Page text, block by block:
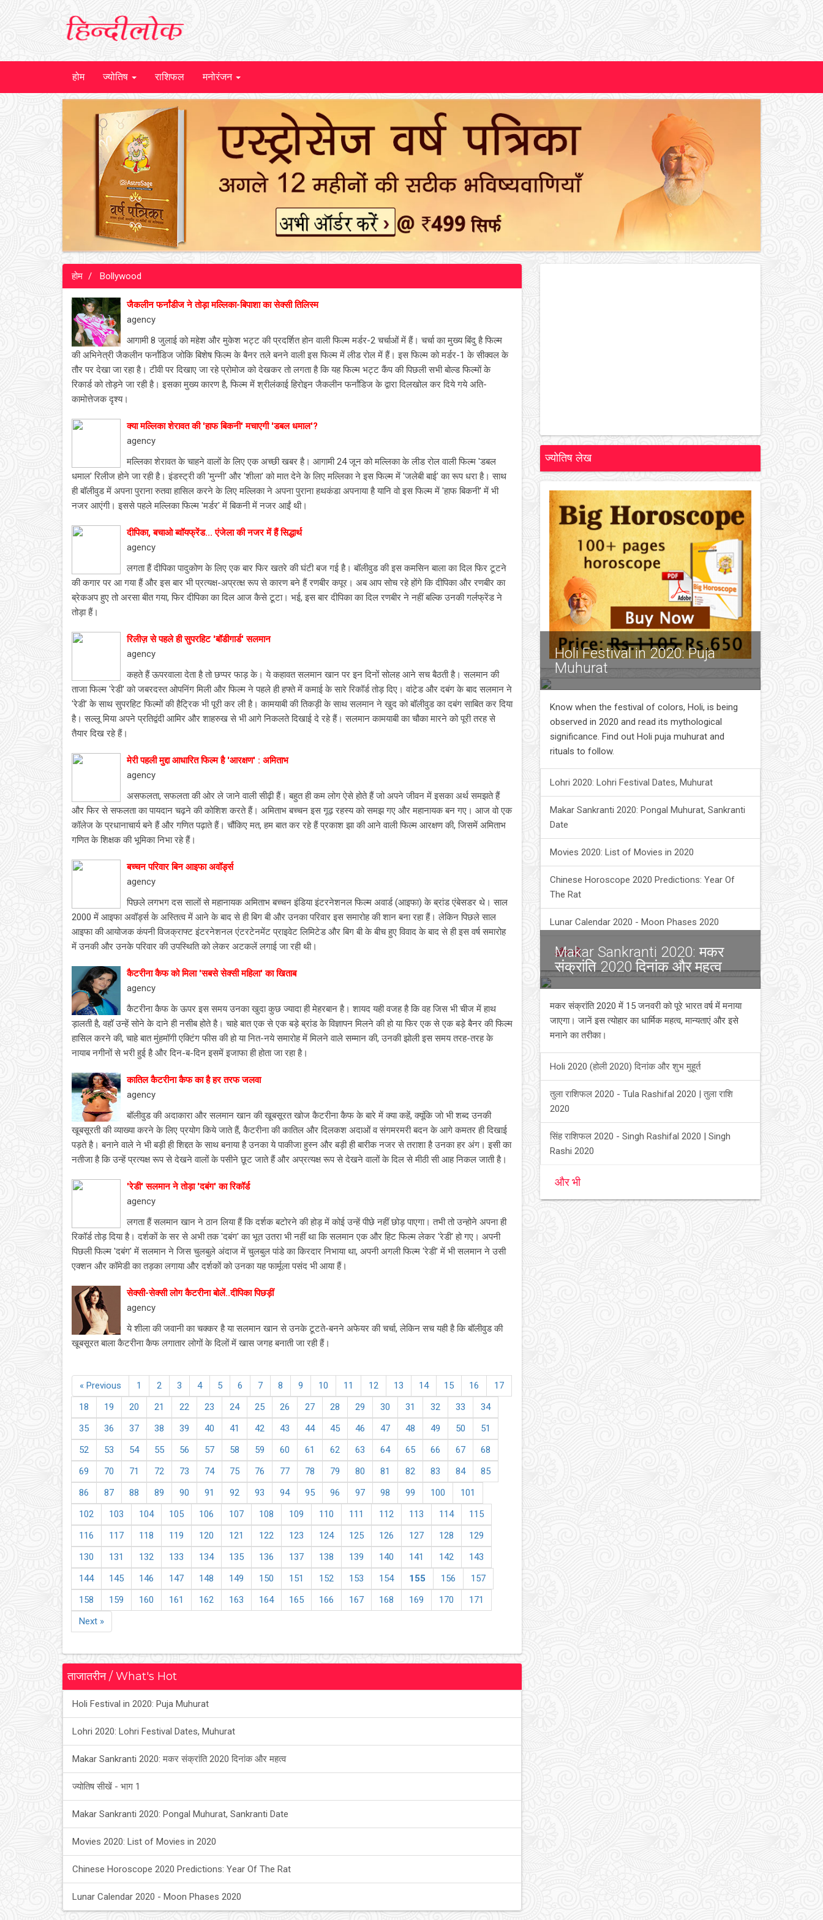
होम ज्योतिष राशिफल मनोरंजन
होम Bollywood
जैकलीन फर्नांडीज ने तोड़ा मल्लिका-बिपाशा का सेक्‍सी तिलिस्‍म
agency
आगामी 8 जुलाई को महेश और मुकेश भट्ट की प्रदर्शित होन वाली फिल्‍म मर्डर-2 चर्चाओं में हैं। चर्चा का मुख्‍य बिंदु है फिल्‍म
की अभिनेत्री जैकलीन फर्नांडिज जोकि बिशेष फिल्‍म के बैनर तले बनने वाली इस फिल्‍म में लीड रोल में हैं। इस फिल्‍म को मर्डर-1 के सीक्‍वल के
तौर पर देखा जा रहा है। टीवी पर दिखाए जा रहे प्रोमोज को देखकर तो लगता है कि यह फिल्‍म भट्ट कैंप की पिछली सभी बोल्‍ड फिल्‍मों के
रिकार्ड को तोड़ने जा रही है। इसका मुख्‍य कारण है, फिल्‍म में श्रीलंकाई हिरोइन जैकलीन फर्नांडिज के द्वारा दिलखोल कर दिये गये अति-
कामोत्तेजक दृश्‍य।
क्‍या मल्लिका शेरावत की 'हाफ बिकनी' मचाएगी 'डबल धमाल'?
agency
मल्लिका शेरावत के चाहने वालों के लिए एक अच्‍छी खबर है। आगामी 24 जून को मल्लिका के लीड रोल वाली फिल्‍म 'डबल
धमाल' रिलीज होने जा रही है। इंडस्‍ट्री की 'मुन्‍नी' और 'शीला' को मात देने के लिए मल्लिका ने इस फिल्‍म में 'जलेबी बाई' का रूप धरा है। साथ
ही बॉलीवुड में अपना पुराना रुतवा ह‍ासिल करने के लिए मल्लिका ने अपना पुराना हथकंडा अपनाया है यानि वो इस फिल्‍म में 'हाफ बिकनी' में भी
नजर आएंगी। इससे पहले मल्लिका फिल्‍म 'मर्डर' में बिकनी में नजर आईं थी।
दीपिका, बचाओ ब्वॉयफ्रेंड... एंजेला की नजर में हैं सिद्धार्थ
agency
लगता हैं दीपिका पादुकोण के लिए एक बार फिर खतरे की घंटी बज गई है। बॉलीवुड की इस कमसिन बाला का दिल फिर टूटने
की कगार पर आ गया हैं और इस बार भी प्रत्यक्ष-अप्रत्क्ष रूप से कारण बने हैं रणबीर कपूर। अब आप सोच रहे होंगे कि दीपिका और रणबीर का
ब्रेकअप हुए तो अरसा बीत गया, फिर दीपिका का दिल आज कैसे टूटा। भई, इस बार दीपिका का दिल रणबीर ने नहीं बल्कि उनकी गर्लफ्रेंड ने
तोड़ा हैं।
रिलीज़ से पहले ही सुपरहिट 'बॉडीगार्ड' सलमान
agency
कहते हैं ऊपरवाला देता है तो छप्पर फाड़ के। ये कहावत सलमान खान पर इन दिनों सोलह आने सच बैठती है। सलमान की
ताजा फिल्म 'रेडी' को जबरदस्त ओपनिंग मिली और फिल्म ने पहले ही हफ्ते में कमाई के सारे रिकॉर्ड तोड़ दिए। वांटे़ड और दबंग के बाद सलमान ने
'रेडी' के साथ सुपरहिट फिल्मों की हैट्रिक भी पूरी कर ली है। कामयाबी की तिकड़ी के साथ सलमान ने खुद को बॉलीवुड का दबंग साबित कर दिया
है। सल्लू मिया अपने प्रतिद्वंदी आमिर और शाहरुख से भी आगे निकलते दिखाई दे रहे हैं। सलमान कामयाबी का चौका मारने को पूरी तरह से
तैयार दिख रहे हैं।
मेरी पहली मुद्दा आधारित फिल्म है 'आरक्षण' : अमिताभ
agency
असफलता, सफलता की ओर ले जाने वाली सीढ़ी हैं। बहुत ही कम लोग ऐसे होते हैं जो अपने जीवन में इसका अर्थ समझते हैं
और फिर से सफलता का पायदान चढ़ने की कोशिश करते हैं। अमिताभ बच्चन इस गूढ़ रहस्य को समझ गए और महानायक बन गए। आज वो एक
कॉलेज के प्रधानाचार्य बने हैं और गणित पढ़ाते हैं। चौंकिए मत, हम बात कर रहे हैं प्रकाश झा की आने वाली फिल्म आरक्षण की, जिसमें अमिताभ
गणित के शिक्षक की भूमिका निभा रहे हैं।
बच्चन परिवार बिन आइफा अवॉर्ड्स
agency
पिछले लगभग दस सालों से महानायक अमिताभ बच्चन इंडिया इंटरनेशनल फिल्म अवार्ड (आइफा) के ब्रांड एंबेसडर थे। साल
2000 में आइफा अवॉर्ड्स के अस्तित्व में आने के बाद से ही बिग बी और उनका परिवार इस समारोह की शान बना रहा हैं। लेकिन पिछले साल
आइफा की आयोजक कंपनी विजक्राफ्ट इंटरनेशनल एंटरटेनमेंट प्राइवेट लिमिटेड और बिग बी के बीच हुए विवाद के बाद से ही इस वर्ष समारोह
में उनकी और उनके परिवार की उपस्थिति को लेकर अटकलें लगाई जा रही थी।
कैटरीना कैफ को मिला 'सबसे सेक्‍सी महिला' का खिताब
agency
कैटरीना कैफ के ऊपर इस समय उनका खुदा कुछ ज्‍यादा ही मेहरबान है। शायद यही वजह है कि वह जिस भी चीज में हाथ
ड़ालती है, वहॉ उन्‍हें सोने के दाने ही नसीब होते है। चाहे बात एक से एक बड़े ब्रांड के विज्ञापन मिलने की हो या फिर एक से एक बड़े बैनर की फिल्‍म
हासिल करने की, चाहे बात मुंहमॉगी एक्टिंग फीस की हो या नित-नये समारोह में मिलने वाले सम्‍मान की, उनकी झोली इस समय तरह-तरह के
नायाब नगीनों से भरी हुई है और दिन-ब-दिन इसमें इजाफा ही होता जा रहा है।
कातिल कैटरीना कैफ का है हर तरफ जलवा
agency
बॉलीवुड की अदाकारा और सलमान खान की खूबसूरत खोज कैटरीना कैफ के बारे में क्‍या कहें, क्‍यूंकि जो भी शब्‍द उनकी
खूबसूरती की व्‍याख्‍या करने के लिए प्रयोग किये जाते हैं, कैटरीना की कातिल और दिलकश अदाओं व संगमरमरी बदन के आगे कमतर ही दिखाई
पड़ते है। बनाने वाले ने भी बड़ी ही शिद्दत के साथ बनाया है उनका ये पाकीजा हुस्‍न और बड़ी ही बारीक नजर से तराशा है उनका हर अंग। इसी का
नतीजा है कि उन्‍हें प्रत्‍यक्ष रूप से देखने वालों के पसीने छूट जाते हैं और अप्रत्‍यक्ष रूप से देखने वालों के दिल से मीठी सी आह निकल जाती है।
'रेडी' सलमान ने तोड़ा 'दबंग' का रिकॉर्ड
agency
लगता हैं सलमान खान ने ठान लिया हैं कि दर्शक बटोरने की होड़ में कोई उन्हें पीछे नहीं छोड़ पाएगा। तभी तो उन्होने अपना ही
रिकॉर्ड तोड़ दिया है। दर्शकों के सर से अभी तक 'दबंग' का भूत उतरा भी नहीं था कि सलमान एक और हिट फिल्म लेकर 'रेडी' हो गए। अपनी
पिछली फिल्म 'दबंग' में सलमान ने जिस चुलबुले अंदाज में चुलबुल पांडे का किरदार निभाया था, अपनी अगली फिल्म 'रेडी' में भी सलमान ने उसी
एक्शन और कॉमेडी का तड़का लगाया और दर्शकों को उनका यह फार्मूला पसंद भी आया हैं।
सेक्सी-सेक्सी लोग कैटरीना बोलें..दीपिका पिछड़ीं
agency
ये शीला की जवानी का चक्कर है या सलमान खान से उनके टूटते-बनने अफेयर की चर्चा, लेकिन सच यही है कि बॉलीवुड की
खूबसूरत बाला कैटरीना कैफ लगातार लोगों के दिलों में खास जगह बनाती जा रही हैं।
« Previous 1 2 3 4 5 6 7 8 9 10 11 12 13 14 15 16
17
18
19 20 21 22 23 24 25 26 27 28 29 30 31 32 33
34
35
36 37 38 39 40 41 42 43 44 45 46 47 48 49 50
51
52
53 54 55 56 57 58 59 60 61 62 63 64 65 66 67
68
69
70 71 72 73 74 75 76 77 78 79 80 81 82 83 84
85
86
87 88 89 90 91 92 93 94 95 96 97 98 99 100
101
102
103 104 105 106 107 108 109 110 111 112 113 114
115
116
117 118 119 120 121 122 123 124 125 126 127 128
129
130
131 132 133 134 135 136 137 138 139 140 141 142
143
144
145 146 147 148 149 150 151 152 153 154 155 156
157
158
159 160 161 162 163 164 165 166 167 168 169 170
171
Next »
ताजातरीन / What's Hot
Holi Festival in 2020: Puja Muhurat
Lohri 2020: Lohri Festival Dates, Muhurat
Makar Sankranti 2020: मकर संक्रांति 2020 दिनांक और महत्व
ज्योतिष सीखें - भाग 1
Makar Sankranti 2020: Pongal Muhurat, Sankranti Date
Movies 2020: List of Movies in 2020
Chinese Horoscope 2020 Predictions: Year Of The Rat
Lunar Calendar 2020 - Moon Phases 2020
ज्योतिष लेख
Holi Festival in 2020: Puja
Muhurat
Know when the festival of colors, Holi, is being
observed in 2020 and read its mythological
significance. Find out Holi puja muhurat and
rituals to follow.
Lohri 2020: Lohri Festival Dates, Muhurat
Makar Sankranti 2020: Pongal Muhurat, Sankranti
Date
Movies 2020: List of Movies in 2020
Chinese Horoscope 2020 Predictions: Year Of
The Rat
Lunar Calendar 2020 - Moon Phases 2020
और भी
Makar Sankranti 2020: मकर
संक्रांति 2020 दिनांक और महत्व
मकर संक्रांति 2020 में 15 जनवरी को पूरे भारत वर्ष में मनाया
जाएगा। जानें इस त्योहार का धार्मिक महत्व, मान्यताएं और इसे
मनाने का तरीका।
Holi 2020 (होली 2020) दिनांक और शुभ मुहूर्त
तुला राशिफल 2020 - Tula Rashifal 2020 | तुला राशि
2020
सिंह राशिफल 2020 - Singh Rashifal 2020 | Singh
Rashi 2020
और भी